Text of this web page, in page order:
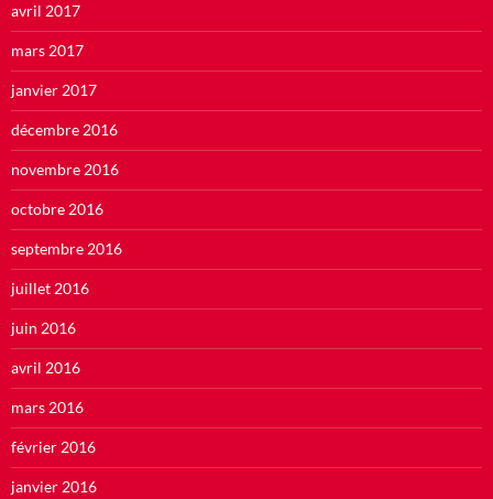
avril 2017
mars 2017
janvier 2017
décembre 2016
novembre 2016
octobre 2016
septembre 2016
juillet 2016
juin 2016
avril 2016
mars 2016
février 2016
janvier 2016